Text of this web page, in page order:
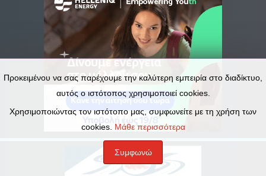
Προκειμένου να σας παρέχουμε την καλύτερη εμπειρία στο διαδίκτυο,
αυτός ο ιστότοπος χρησιμοποιεί cookies.
Χρησιμοποιώντας τον ιστότοπο μας, συμφωνείτε με τη χρήση των
cookies. Μάθε περισσότερα
Συμφωνώ